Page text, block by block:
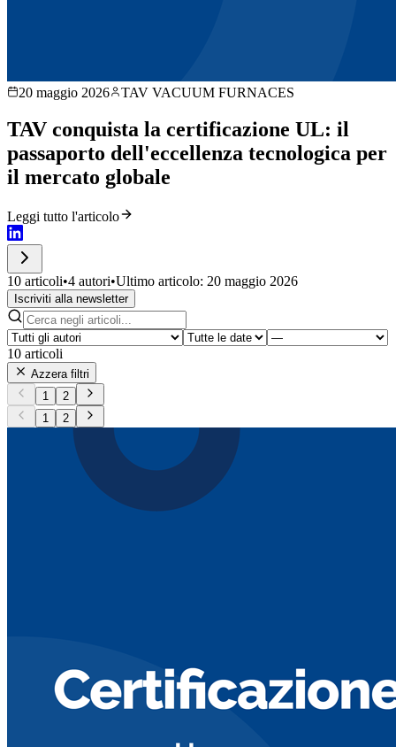
20 maggio 2026 TAV VACUUM FURNACES
TAV conquista la certificazione UL: il
passaporto dell'eccellenza tecnologica per
il mercato globale
Leggi tutto l'articolo
10 articoli•4 autori•Ultimo articolo: 20 maggio 2026
Iscriviti alla newsletter
10 articoli
Azzera filtri
1
2
1
2